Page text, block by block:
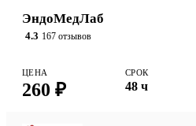
ЭндоМедЛаб
4.3 167 отзывов
ЦЕНА
260 ₽
СРОК
48 ч